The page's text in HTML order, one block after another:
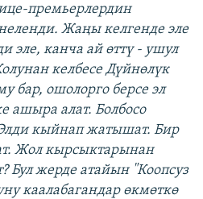
премьерлердин
Жаңы келгенде эле
эле, канча ай өттү - ушул
келбесе Дүйнөлүк
бар, ошолорго берсе эл
ашыра алат. Болбосо
кыйнап жатышат. Бир
Жол кырсыктарынан
Бул жерде атайын "Коопсуз
каалабагандар өкмөткө